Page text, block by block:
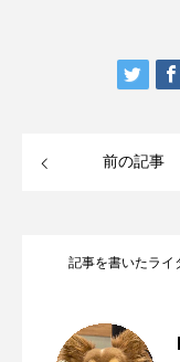
前の記事
記事を書いたライ
2023.08.17